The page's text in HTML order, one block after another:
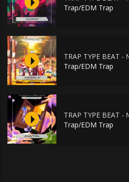
Trap/EDM Trap
TRAP TYPE BEAT
Trap/EDM Trap
TRAP TYPE BEAT
Trap/EDM Trap